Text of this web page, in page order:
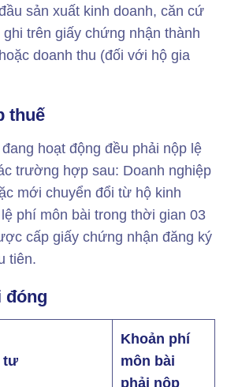
sản xuất kinh doanh, căn cứ
trên giấy chứng nhận thành
doanh thu (đối với hộ gia
thuế
hoạt động đều phải nộp lệ
trường hợp sau: Doanh nghiệp
mới chuyển đổi từ hộ kinh
phí môn bài trong thời gian 03
cấp giấy chứng nhận đăng ký
tiên.
đóng
tư
Khoản phí
môn bài
phải nộp